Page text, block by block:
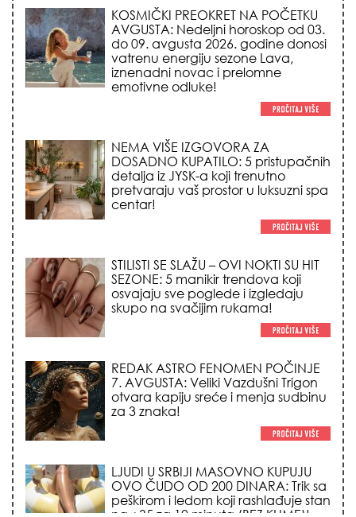
KOSMIČKI PREOKRET NA POČETKU
AVGUSTA: Nedeljni horoskop od 03.
do 09. avgusta 2026. godine donosi
vatrenu energiju sezone Lava,
iznenadni novac i prelomne
emotivne odluke!
NEMA VIŠE IZGOVORA ZA
DOSADNO KUPATILO: 5 pristupačnih
detalja iz JYSK-a koji trenutno
pretvaraju vaš prostor u luksuzni spa
centar!
STILISTI SE SLAŽU – OVI NOKTI SU HIT
SEZONE: 5 manikir trendova koji
osvajaju sve poglede i izgledaju
skupo na svačijim rukama!
REDAK ASTRO FENOMEN POČINJE
7. AVGUSTA: Veliki Vazdušni Trigon
otvara kapiju sreće i menja sudbinu
za 3 znaka!
LJUDI U SRBIJI MASOVNO KUPUJU
OVO ČUDO OD 200 DINARA: Trik sa
peškirom i ledom koji rashlađuje stan